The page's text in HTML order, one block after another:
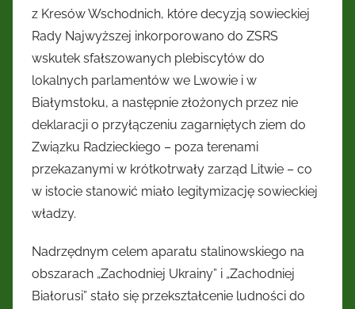
z Kresów Wschodnich, które decyzją sowieckiej
Rady Najwyższej inkorporowano do ZSRS
wskutek sfałszowanych plebiscytów do
lokalnych parlamentów we Lwowie i w
Białymstoku, a następnie złożonych przez nie
deklaracji o przyłączeniu zagarniętych ziem do
Związku Radzieckiego – poza terenami
przekazanymi w krótkotrwały zarząd Litwie – co
w istocie stanowić miało legitymizację sowieckiej
władzy.
Nadrzędnym celem aparatu stalinowskiego na
obszarach „Zachodniej Ukrainy” i „Zachodniej
Białorusi” stało się przekształcenie ludności do